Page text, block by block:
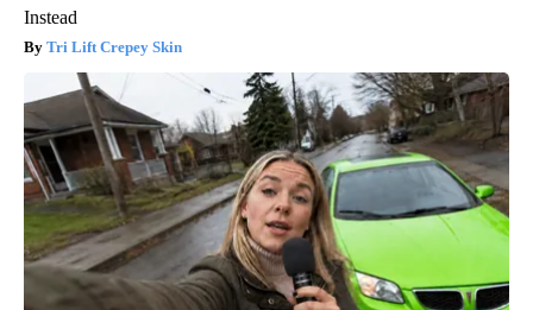
Instead
Tri Lift Crepey Skin